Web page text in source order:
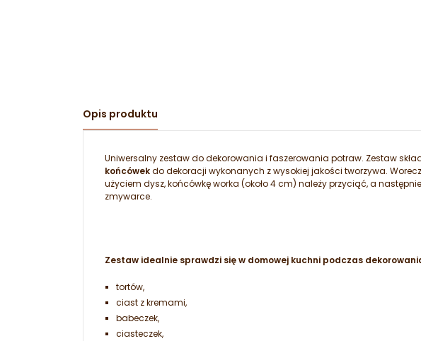
Opis produktu
Uniwersalny zestaw do dekorowania i faszerowania potraw. Zestaw
końcówekdo dekoracji wykonanych z wysokiej jakości tworzywa.
użyciem dysz, końcówkę worka (około 4 cm) należy przyciąć, a
zmywarce.
Zestaw idealnie sprawdzi się w domowej kuchni podczas
tortów,
ciast z kremami,
babeczek,
ciasteczek,